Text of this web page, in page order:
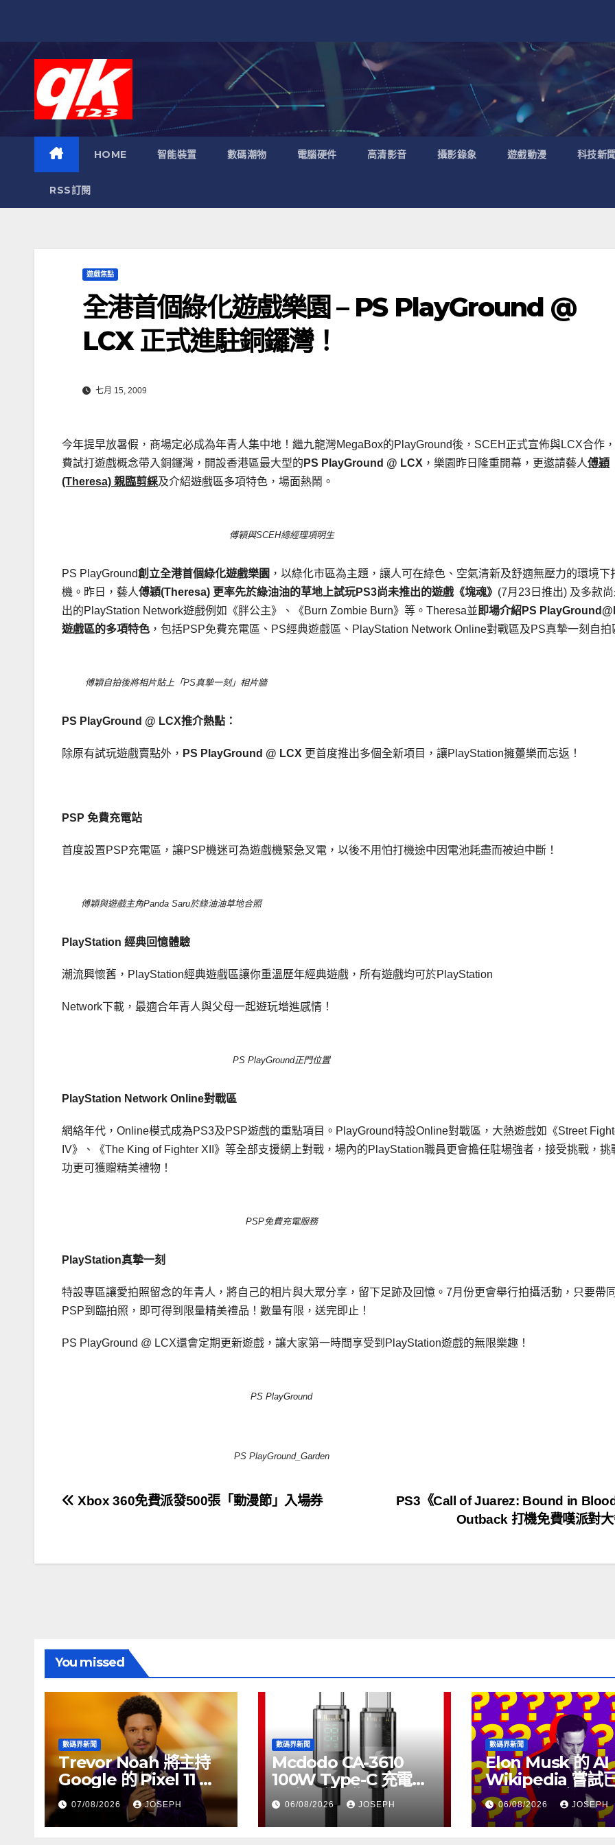
HOME 智能裝置 數碼潮物 電腦硬件 高清影音 攝影錄象 遊戲動漫 科技新
RSS訂閱
遊戲焦點
全港首個綠化遊戲樂園 – PS PlayGround @
LCX 正式進駐銅鑼灣！
七月 15, 2009
今年提早放暑假，商場定必成為年青人集中地！繼九龍灣MegaBox的PlayGround後，SCEH正式宣佈與LCX合作
費試打遊戲概念帶入銅鑼灣，開設香港區最大型的 PS PlayGround @ LCX ，樂園昨日隆重開幕，更邀請藝人傅穎
(Theresa) 親臨剪綵及介紹遊戲區多項特色，場面熱鬧。
傅穎與SCEH總經理項明生
PS PlayGround創立全港首個綠化遊戲樂園 ，以綠化市區為主題，讓人可在綠色、空氣清新及舒適無壓力的環境下
機。昨日，藝人傅穎(Theresa) 更率先於綠油油的草地上試玩PS3尚未推出的遊戲《塊魂》 (7月23日推出) 及多款
出的PlayStation Network遊戲例如《胖公主》、《Burn Zombie Burn》等。Theresa並 即場介紹PS
遊戲區的多項特色 ，包括PSP免費充電區、PS經典遊戲區、PlayStation Network Online對戰區及PS真摯一刻自拍
傅穎自拍後將相片貼上「PS真摯一刻」相片牆
PS PlayGround @ LCX推介熱點：
除原有試玩遊戲賣點外， PS PlayGround @ LCX 更首度推出多個全新項目，讓PlayStation擁躉樂而忘返！
PSP 免費充電站
首度設置PSP充電區，讓PSP機迷可為遊戲機緊急叉電，以後不用怕打機途中因電池耗盡而被迫中斷！
傅穎與遊戲主角Panda Saru於綠油油草地合照
PlayStation 經典回憶體驗
潮流興懷舊，PlayStation經典遊戲區讓你重溫歷年經典遊戲，所有遊戲均可於PlayStation
Network下載，最適合年青人與父母一起遊玩增進感情！
PS PlayGround正門位置
PlayStation Network Online對戰區
網絡年代，Online模式成為PS3及PSP遊戲的重點項目。PlayGround特設Online對戰區，大熱遊戲如《Street
IV》、《The King of Fighter XII》等全部支援網上對戰，場內的PlayStation職員更會擔任駐場強者，接受挑戰，挑
功更可獲贈精美禮物！
PSP免費充電服務
PlayStation真摯一刻
特設專區讓愛拍照留念的年青人，將自己的相片與大眾分享，留下足跡及回憶。7月份更會舉行拍攝活動，只要帶
PSP到臨拍照，即可得到限量精美禮品！數量有限，送完即止！
PS PlayGround @ LCX還會定期更新遊戲，讓大家第一時間享受到PlayStation遊戲的無限樂趣！
PS PlayGround
PS PlayGround_Garden
文
導
PS3《Call of Juarez: Bound in
Outback 打機免費嘆派對
Xbox 360免費派發500張「動漫節」入場券
You missed
數碼界新聞
Trevor Noah 將主持
Google 的 Pixel 11 推
介活動
07/08/2026 JOSEPH
數碼界新聞
Mcdodo CA-3610
100W Type-C 充電線
正式上市，售價
HK$115
06/08/2026 JOSEPH
數碼界新聞
Elon Musk 的 AI
Wikipedia 嘗試
個月沒有更新了
06/08/2026 JOSEPH